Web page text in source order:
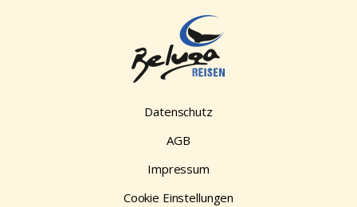
Datenschutz
AGB
Impressum
Cookie Einstellungen